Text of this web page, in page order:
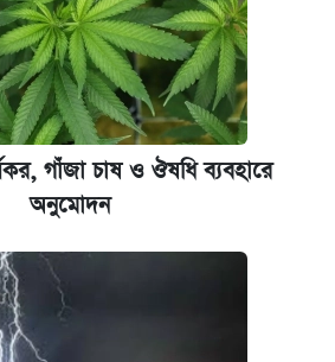
গাঁজা চাষ ও ঔষধি ব্যবহারে
অনুমোদন